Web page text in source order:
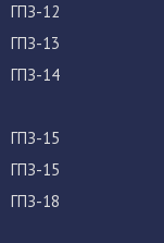
ГПЗ-12
ГПЗ-13
ГПЗ-14
ГПЗ-15
ГПЗ-15
ГПЗ-18